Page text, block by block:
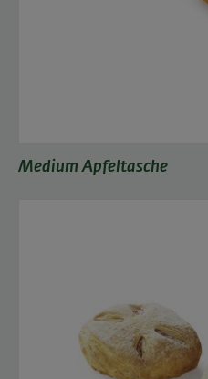
Medium Apfeltasche